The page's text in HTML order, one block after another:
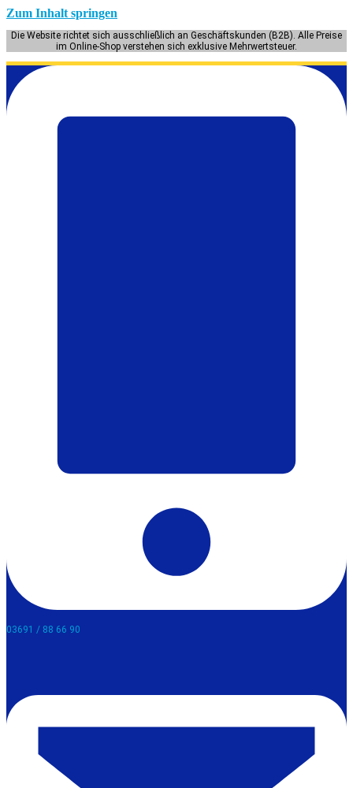
Zum Inhalt springen
Die Website richtet sich ausschließlich an Geschäftskunden (B2B). Alle Preise
im Online-Shop verstehen sich exklusive Mehrwertsteuer.
03691 / 88 66 90​